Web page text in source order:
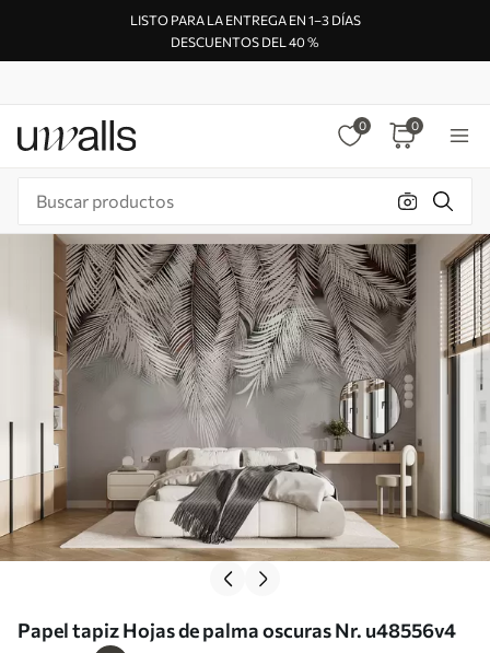
LISTO PARA LA ENTREGA EN 1–3 DÍAS
DESCUENTOS DEL 40 %
0 0
Papel tapiz Hojas de palma oscuras Nr. u48556v4